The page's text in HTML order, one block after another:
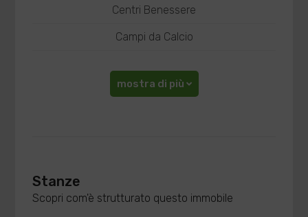
Centri Benessere
Campi da Calcio
mostra di più
Stanze
Scopri com'è strutturato questo immobile